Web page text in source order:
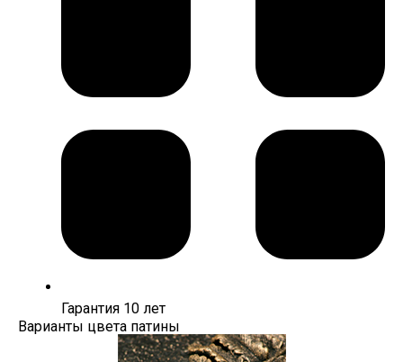
Гарантия 10 лет
Варианты цвета патины